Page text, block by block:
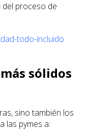
del proceso de
todo-incluido
sólidos
sino también los
las pymes a: